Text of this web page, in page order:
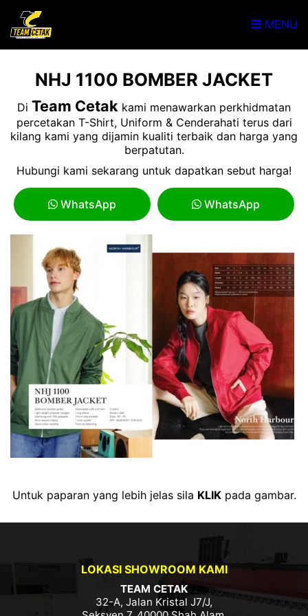
MENU
NHJ 1100 BOMBER JACKET
Di Team Cetak kami menawarkan perkhidmatan
percetakan T-Shirt, Uniform & Cenderahati terus dari
kilang kami yang dijamin kualiti terbaik dan harga yang
berpatutan.
Hubungi kami sekarang untuk dapatkan sebut harga!
WhatsApp WhatsApp
Untuk paparan yang lebih jelas sila KLIKpada gambar.
LOKASI SHOWROOM KAMI
TEAM CETAK
32-A, Jalan Kristal J7/J,